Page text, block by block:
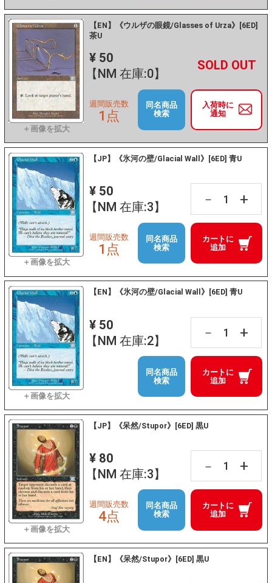
【EN】《ウルザの眼鏡/Glasses of Urza》[6ED]
茶U
¥ 50
【NM 在庫:0】
－ +
入荷時に
通知
週間販売数
1点
同名商品
検索
【JP】《氷河の壁/Glacial Wall》[6ED] 青U
¥ 50
【NM 在庫:3】
－ +
カートに
追加
週間販売数
1点
同名商品
検索
【EN】《氷河の壁/Glacial Wall》[6ED] 青U
¥ 50
【NM 在庫:2】
－ +
カートに
追加
同名商品
検索
【JP】《呆然/Stupor》[6ED] 黒U
¥ 80
【NM 在庫:3】
－ +
カートに
追加
週間販売数
4点
同名商品
検索
【EN】《呆然/Stupor》[6ED] 黒U